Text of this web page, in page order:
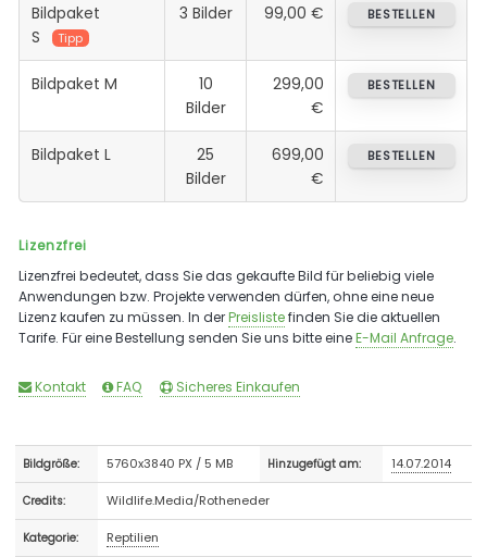
Bildpaket
S
Tipp
3 Bilder 99,00 € BESTELLEN
Bildpaket M
10
Bilder
299,00
€
BESTELLEN
Bildpaket L
25
Bilder
699,00
€
BESTELLEN
Lizenzfrei
Lizenzfrei bedeutet, dass Sie das gekaufte Bild für beliebig viele
Anwendungen bzw. Projekte verwenden dürfen, ohne eine neue
Lizenz kaufen zu müssen. In derPreislistefinden Sie die aktuellen
Tarife. Für eine Bestellung senden Sie uns bitte eineE-Mail Anfrage.
Kontakt FAQ Sicheres Einkaufen
Bildgröße: 5760x3840 PX / 5 MB Hinzugefügt am: 14.07.2014
Credits: Wildlife.Media/Rotheneder
Kategorie: Reptilien